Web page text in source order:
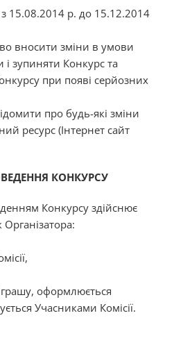
з 15.08.2014 р. до 15.12.2014
вносити зміни в умови
зупиняти Конкурс та
при появі серйозних
про будь-які зміни
ресурс (Інтернет сайт
КОНКУРСУ
Конкурсу здійснює
Організатора:
оформлюється
Учасниками Комісії.